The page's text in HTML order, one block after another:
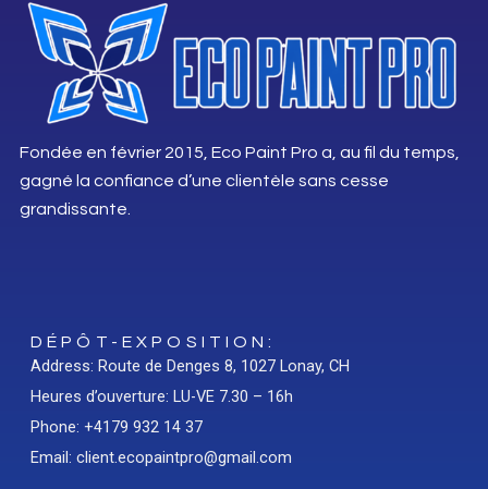
Fondée en février 2015, Eco Paint Pro a, au fil du temps,
gagné la confiance d’une clientèle sans cesse
grandissante.
DÉPÔT-EXPOSITION:
Address: Route de Denges 8, 1027 Lonay, CH
Heures d’ouverture: LU-VE 7.30 – 16h
Phone: +4179 932 14 37
Email: client.ecopaintpro@gmail.com